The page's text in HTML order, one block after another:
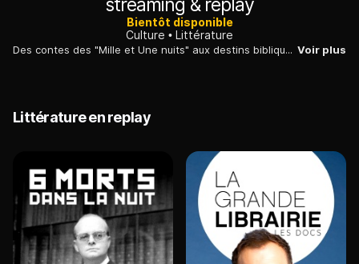
streaming & replay
Bientôt disponible
Culture
Littérature
Des contes des "Mille et Une nuits" aux destins bibliques de Moïse et Abraham, le journaliste Daniel Gerlach part sur les traces des récits fondateurs nés en Orient. Voir plus
Littérature en replay